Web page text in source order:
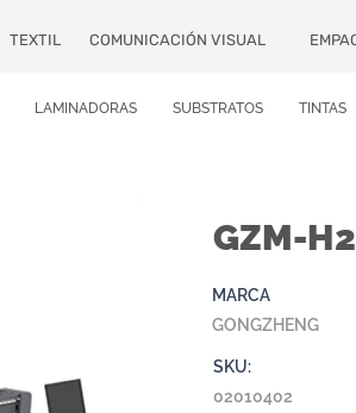
TEXTIL COMUNICACIÓN VISUAL
LAMINADORAS SUBSTRATOS TINTAS
GZM-
MARCA
GONGZHENG
SKU:
02010402